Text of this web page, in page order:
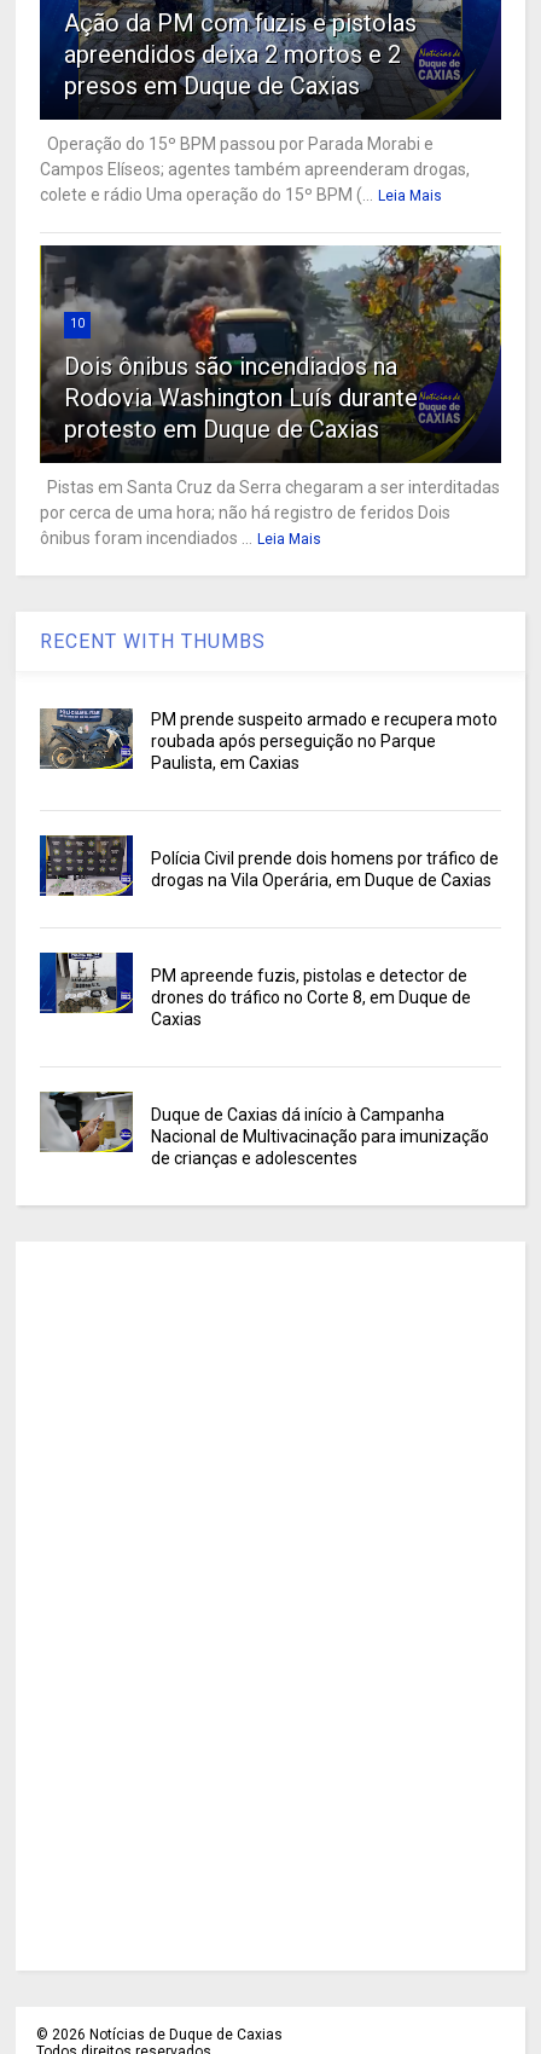
Ação da PM com fuzis e pistolas
apreendidos deixa 2 mortos e 2
presos em Duque de Caxias
Operação do 15º BPM passou por Parada Morabi e
Campos Elíseos; agentes também apreenderam drogas,
colete e rádio Uma operação do 15º BPM (...
Leia Mais
10
Dois ônibus são incendiados na
Rodovia Washington Luís durante
protesto em Duque de Caxias
Pistas em Santa Cruz da Serra chegaram a ser interditadas
por cerca de uma hora; não há registro de feridos Dois
ônibus foram incendiados ...
Leia Mais
RECENT WITH THUMBS
PM prende suspeito armado e recupera moto
roubada após perseguição no Parque
Paulista, em Caxias
Polícia Civil prende dois homens por tráfico de
drogas na Vila Operária, em Duque de Caxias
PM apreende fuzis, pistolas e detector de
drones do tráfico no Corte 8, em Duque de
Caxias
Duque de Caxias dá início à Campanha
Nacional de Multivacinação para imunização
de crianças e adolescentes
©2026 Notícias de Duque de Caxias